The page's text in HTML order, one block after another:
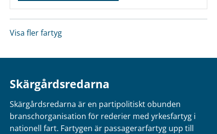
Visa fler fartyg
Skärgårdsredarna
Skärgårdsredarna är en partipolitiskt obunden
branschorganisation för rederier med yrkesfartyg i
nationell fart. Fartygen är passagerarfartyg upp till